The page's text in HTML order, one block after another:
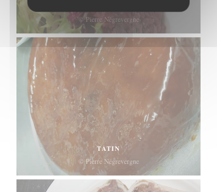
© Pierre Négrevergne
TATIN
© Pierre Négrevergne